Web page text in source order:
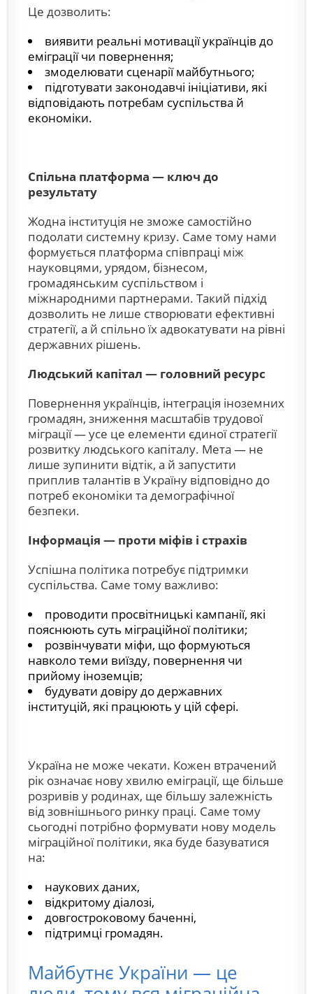
Це дозволить:
виявити реальні мотивації українців до
еміграції чи повернення;
змоделювати сценарії майбутнього;
підготувати законодавчі ініціативи, які
відповідають потребам суспільства й
економіки.
Спільна платформа — ключ до
результату
Жодна інституція не зможе самостійно
подолати системну кризу. Саме тому нами
формується платформа співпраці між
науковцями, урядом, бізнесом,
громадянським суспільством і
міжнародними партнерами. Такий підхід
дозволить не лише створювати ефективні
стратегії, а й спільно їх адвокатувати на рівні
державних рішень.
Людський капітал — головний ресурс
Повернення українців, інтеграція іноземних
громадян, зниження масштабів трудової
міграції — усе це елементи єдиної стратегії
розвитку людського капіталу. Мета — не
лише зупинити відтік, а й запустити
приплив талантів в Україну відповідно до
потреб економіки та демографічної
безпеки.
Інформація — проти міфів і страхів
Успішна політика потребує підтримки
суспільства. Саме тому важливо:
проводити просвітницькі кампанії, які
пояснюють суть міграційної політики;
розвінчувати міфи, що формуються
навколо теми виїзду, повернення чи
прийому іноземців;
будувати довіру до державних
інституцій, які працюють у цій сфері.
Україна не може чекати. Кожен втрачений
рік означає нову хвилю еміграції, ще більше
розривів у родинах, ще більшу залежність
від зовнішнього ринку праці. Саме тому
сьогодні потрібно формувати нову модель
міграційної політики, яка буде базуватися
на:
наукових даних,
відкритому діалозі,
довгостроковому баченні,
підтримці громадян.
Майбутнє України — це